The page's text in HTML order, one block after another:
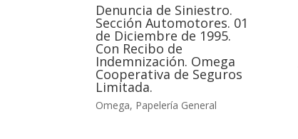
Denuncia de Siniestro.
Sección Automotores. 01
de Diciembre de 1995.
Con Recibo de
Indemnización. Omega
Cooperativa de Seguros
Limitada.
Omega, Papelería General